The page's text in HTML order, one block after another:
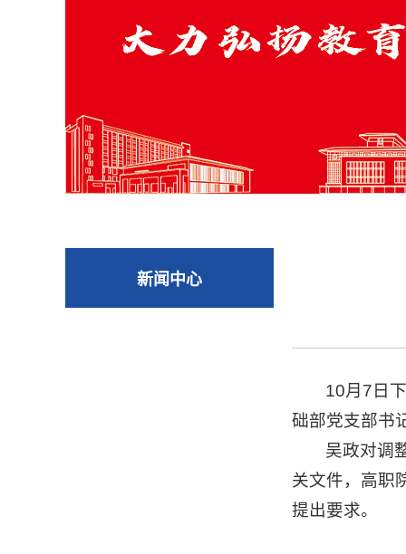
新闻中心
10月7日
础部党支部书
吴政对调
关文件，高职
提出要求。